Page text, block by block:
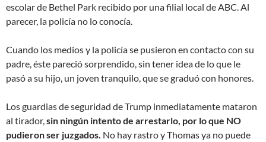
escolar de Bethel Park recibido por una filial local de ABC. Al
parecer, la policía no lo conocía.
Cuando los medios y la policía se pusieron en contacto con su
padre, éste pareció sorprendido, sin tener idea de lo que le
pasó a su hijo, un joven tranquilo, que se graduó con honores.
Los guardias de seguridad de Trump inmediatamente mataron
al tirador,sin ningún intento de arrestarlo, por lo que NO
pudieron ser juzgados. No hay rastro y Thomas ya no puede